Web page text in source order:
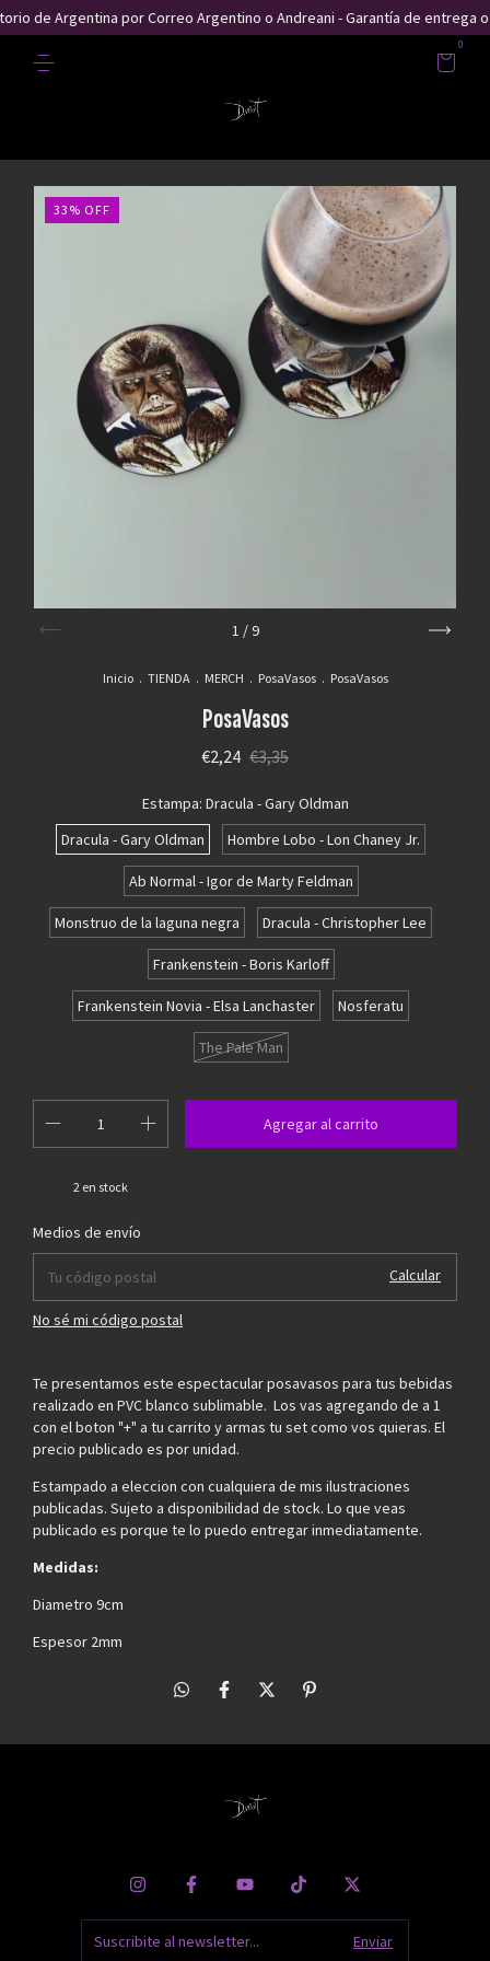
de Argentina por Correo Argentino o Andreani - Garantía de entrega
0
33 % OFF
1 /9
Inicio . TIENDA . MERCH . PosaVasos . PosaVasos
PosaVasos
€2,24 €3,35
Estampa: Dracula - Gary Oldman
Dracula - Gary Oldman
Hombre Lobo - Lon Chaney Jr.
Ab Normal - Igor de Marty Feldman
Monstruo de la laguna negra Dracula - Christopher Lee
Frankenstein - Boris Karloff
Frankenstein Novia - Elsa Lanchaster Nosferatu
The Pale Man
2 en stock
Entregas para el CP:
Medios de envío
Calcular
No sé mi código postal
Te presentamos este espectacular posavasos para tus bebidas
realizado en PVC blanco sublimable. Los vas agregando de a 1
con el boton "+" a tu carrito y armas tu set como vos quieras. El
precio publicado es por unidad.
Estampado a eleccion con cualquiera de mis ilustraciones
publicadas. Sujeto a disponibilidad de stock. Lo que veas
publicado es porque te lo puedo entregar inmediatamente.
Medidas:
Diametro 9cm
Espesor 2mm